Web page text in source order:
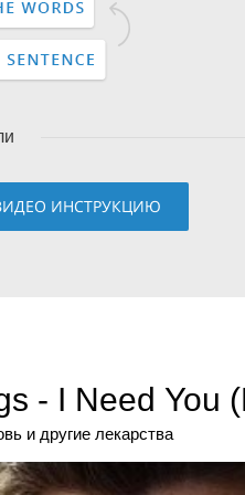
ИНСТРУКЦИЮ
- I Need You
и другие лекарства